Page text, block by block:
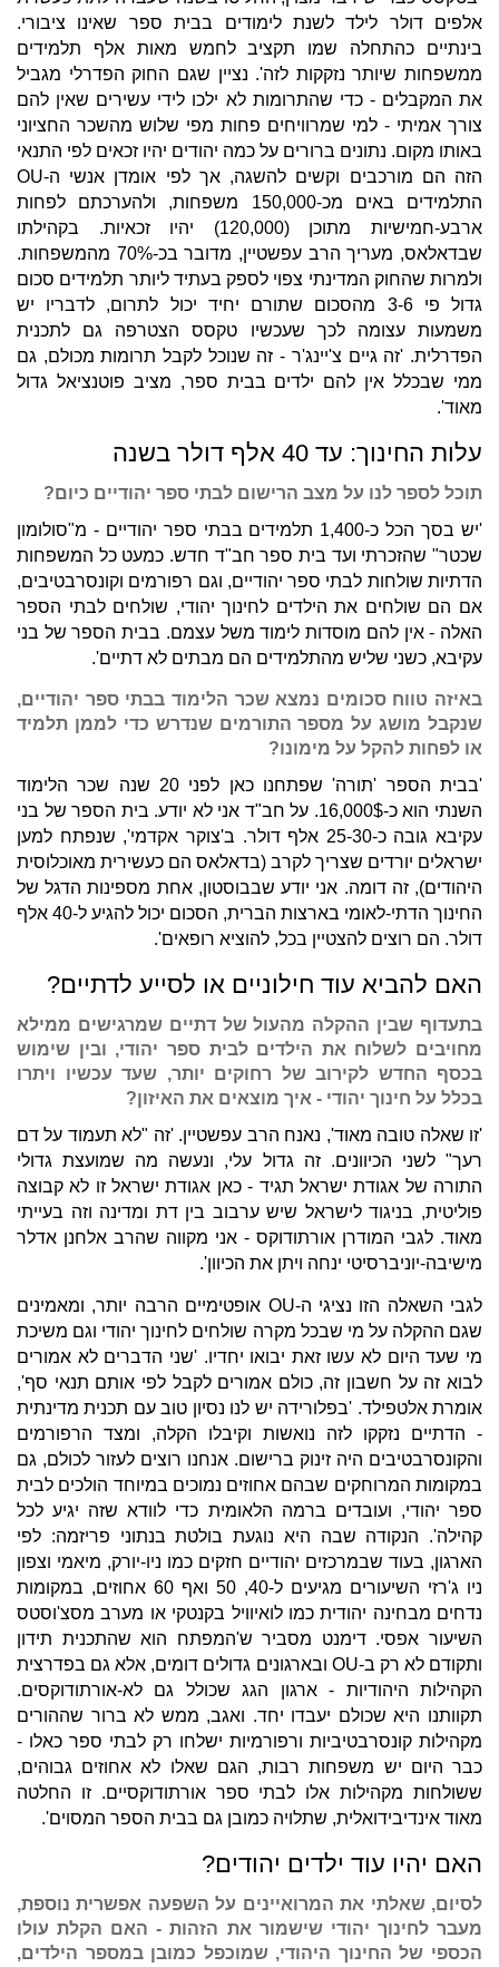
אלפים דולר לילד לשנת לימודים בבית ספר שאינו ציבורי.
בינתיים כהתחלה שמו תקציב לחמש מאות אלף תלמידים
ממשפחות שיותר נזקקות לזה'. נציין שגם החוק הפדרלי מגביל
את המקבלים - כדי שהתרומות לא ילכו לידי עשירים שאין להם
צורך אמיתי - למי שמרוויחים פחות מפי שלוש מהשכר החציוני
באותו מקום. נתונים ברורים על כמה יהודים יהיו זכאים לפי התנאי
הזה הם מורכבים וקשים להשגה, אך לפי אומדן אנשי ה-OU
התלמידים באים מכ-150,000 משפחות, ולהערכתם לפחות
ארבע-חמישיות מתוכן (120,000) יהיו זכאיות. בקהילתו
שבדאלאס, מעריך הרב עפשטיין, מדובר בכ-70% מהמשפחות.
ולמרות שהחוק המדינתי צפוי לספק בעתיד ליותר תלמידים סכום
גדול פי 3-6 מהסכום שתורם יחיד יכול לתרום, לדבריו יש
משמעות עצומה לכך שעכשיו טקסס הצטרפה גם לתכנית
הפדרלית. 'זה גיים צ'יינג'ר - זה שנוכל לקבל תרומות מכולם, גם
ממי שבכלל אין להם ילדים בבית ספר, מציב פוטנציאל גדול
מאוד'.
עלות החינוך: עד 40 אלף דולר בשנה
תוכל לספר לנו על מצב הרישום לבתי ספר יהודיים כיום?
'יש בסך הכל כ-1,400 תלמידים בבתי ספר יהודיים - מ"סולומון
שכטר" שהזכרתי ועד בית ספר חב"ד חדש. כמעט כל המשפחות
הדתיות שולחות לבתי ספר יהודיים, וגם רפורמים וקונסרבטיבים,
אם הם שולחים את הילדים לחינוך יהודי, שולחים לבתי הספר
האלה - אין להם מוסדות לימוד משל עצמם. בבית הספר של בני
עקיבא, כשני שליש מהתלמידים הם מבתים לא דתיים'.
באיזה טווח סכומים נמצא שכר הלימוד בבתי ספר יהודיים,
שנקבל מושג על מספר התורמים שנדרש כדי לממן תלמיד
או לפחות להקל על מימונו?
'בבית הספר 'תורה' שפתחנו כאן לפני 20 שנה שכר הלימוד
השנתי הוא כ-16,000$. על חב"ד אני לא יודע. בית הספר של בני
עקיבא גובה כ-25-30 אלף דולר. ב'צוקר אקדמי', שנפתח למען
ישראלים יורדים שצריך לקרב (בדאלאס הם כעשירית מאוכלוסית
היהודים), זה דומה. אני יודע שבבוסטון, אחת מספינות הדגל של
החינוך הדתי-לאומי בארצות הברית, הסכום יכול להגיע ל-40 אלף
דולר. הם רוצים להצטיין בכל, להוציא רופאים'.
האם להביא עוד חילוניים או לסייע לדתיים?
בתעדוף שבין ההקלה מהעול של דתיים שמרגישים ממילא
מחויבים לשלוח את הילדים לבית ספר יהודי, ובין שימוש
בכסף החדש לקירוב של רחוקים יותר, שעד עכשיו ויתרו
בכלל על חינוך יהודי - איך מוצאים את האיזון?
'זו שאלה טובה מאוד', נאנח הרב עפשטיין. 'זה "לא תעמוד על דם
רעך" לשני הכיוונים. זה גדול עלי, ונעשה מה שמועצת גדולי
התורה של אגודת ישראל תגיד - כאן אגודת ישראל זו לא קבוצה
פוליטית, בניגוד לישראל שיש ערבוב בין דת ומדינה וזה בעייתי
מאוד. לגבי המודרן אורתודוקס - אני מקווה שהרב אלחנן אדלר
מישיבה-יוניברסיטי ינחה ויתן את הכיוון'.
לגבי השאלה הזו נציגי ה-OU אופטימיים הרבה יותר, ומאמינים
שגם ההקלה על מי שבכל מקרה שולחים לחינוך יהודי וגם משיכת
מי שעד היום לא עשו זאת יבואו יחדיו. 'שני הדברים לא אמורים
לבוא זה על חשבון זה, כולם אמורים לקבל לפי אותם תנאי סף',
אומרת אלטפילד. 'בפלורידה יש לנו נסיון טוב עם תכנית מדינתית
- הדתיים נזקקו לזה נואשות וקיבלו הקלה, ומצד הרפורמים
והקונסרבטיבים היה זינוק ברישום. אנחנו רוצים לעזור לכולם, גם
במקומות המרוחקים שבהם אחוזים נמוכים במיוחד הולכים לבית
ספר יהודי, ועובדים ברמה הלאומית כדי לוודא שזה יגיע לכל
קהילה'. הנקודה שבה היא נוגעת בולטת בנתוני פריזמה: לפי
הארגון, בעוד שבמרכזים יהודיים חזקים כמו ניו-יורק, מיאמי וצפון
ניו ג'רזי השיעורים מגיעים ל-40, 50 ואף 60 אחוזים, במקומות
נדחים מבחינה יהודית כמו לואיוויל בקנטקי או מערב מסצ'וסטס
השיעור אפסי. דימנט מסביר ש'המפתח הוא שהתכנית תידון
ותקודם לא רק ב-OU ובארגונים גדולים דומים, אלא גם בפדרצית
הקהילות היהודיות - ארגון הגג שכולל גם לא-אורתודוקסים.
תקוותנו היא שכולם יעבדו יחד. ואגב, ממש לא ברור שההורים
מקהילות קונסרבטיביות ורפורמיות ישלחו רק לבתי ספר כאלו -
כבר היום יש משפחות רבות, הגם שאלו לא אחוזים גבוהים,
ששולחות מקהילות אלו לבתי ספר אורתודוקסיים. זו החלטה
מאוד אינדיבידואלית, שתלויה כמובן גם בבית הספר המסוים'.
האם יהיו עוד ילדים יהודים?
לסיום, שאלתי את המרואיינים על השפעה אפשרית נוספת,
מעבר לחינוך יהודי שישמור את הזהות - האם הקלת עולו
הכספי של החינוך היהודי, שמוכפל כמובן במספר הילדים,